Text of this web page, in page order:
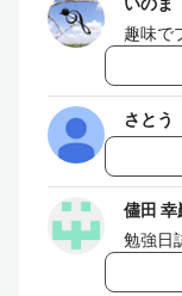
趣味で
さとう
儘田 幸
勉強日